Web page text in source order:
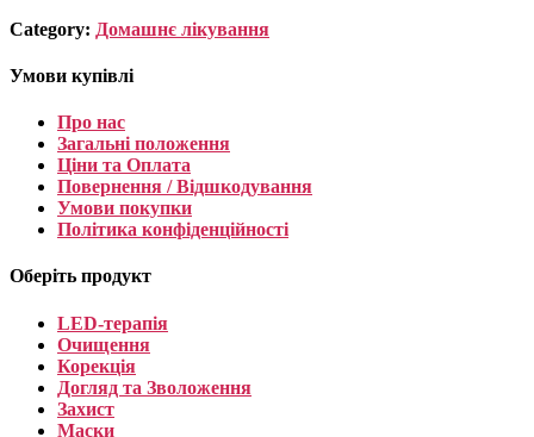
Category: Домашнє лікування
Умови купівлі
Про нас
Загальні положення
Ціни та Оплата
Повернення / Відшкодування
Умови покупки
Політика конфіденційності
Оберіть продукт
LED-терапія
Очищення
Корекція
Догляд та Зволоження
Захист
Маски